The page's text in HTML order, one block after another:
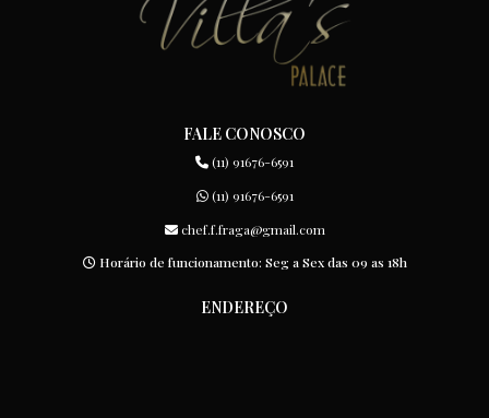
FALE CONOSCO
(11) 91676-6591
(11) 91676-6591
chef.f.fraga@gmail.com
Horário de funcionamento: Seg a Sex das 09 as 18h
ENDEREÇO